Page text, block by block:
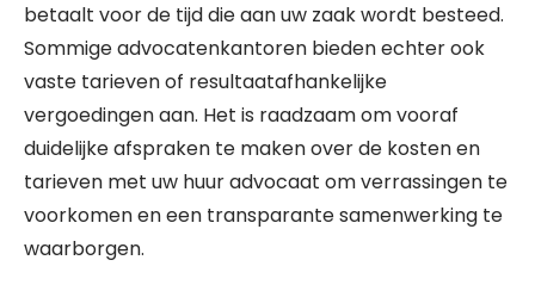
betaalt voor de tijd die aan uw zaak wordt besteed.
Sommige advocatenkantoren bieden echter ook
vaste tarieven of resultaatafhankelijke
vergoedingen aan. Het is raadzaam om vooraf
duidelijke afspraken te maken over de kosten en
tarieven met uw huur advocaat om verrassingen te
voorkomen en een transparante samenwerking te
waarborgen.